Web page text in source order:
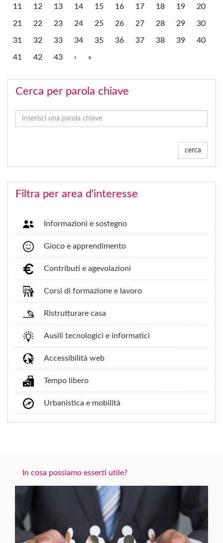
11 12 13 14 15 16 17 18 19 20
21 22 23 24 25 26 27 28 29 30
31 32 33 34 35 36 37 38 39 40
41 42 43 › »
Cerca per parola chiave
cerca
Filtra per area d'interesse
Informazioni e sostegno
Gioco e apprendimento
Contributi e agevolazioni
Corsi di formazione e lavoro
Ristrutturare casa
Ausili tecnologici e informatici
Accessibilità web
Tempo libero
Urbanistica e mobilità
In cosa possiamo esserti utile?